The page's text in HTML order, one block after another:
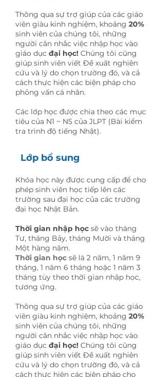
Thông qua sự trợ giúp của các giáo
viên giàu kinh nghiệm, khoảng 20%
sinh viên của chúng tôi, những
người cân nhắc việc nhập học vào
giáo dục đại học! Chúng tôi cũng
giúp sinh viên viết Đề xuất nghiên
cứu và lý do chọn trường đó, và cả
cách thực hiện các biện pháp cho
phỏng vấn cá nhân.
Các lớp học được chia theo các mục
tiêu của N1 ~ N5 của JLPT (Bài kiểm
tra trình độ tiếng Nhật).
Lớp bổ sung
Khóa học này được cung cấp để cho
phép sinh viên học tiếp lên các
trường sau đại học của các trường
đại học Nhật Bản.
Thời gian nhập học sẽ vào tháng
Tư, tháng Bảy, tháng Mười và tháng
Một hàng năm.
Thời gian học sẽ là 2 năm, 1 năm 9
tháng, 1 năm 6 tháng hoặc 1 năm 3
tháng tùy theo thời gian nhập học,
tương ứng.
Thông qua sự trợ giúp của các giáo
viên giàu kinh nghiệm, khoảng 20%
sinh viên của chúng tôi, những
người cân nhắc việc nhập học vào
giáo dục đại học! Chúng tôi cũng
giúp sinh viên viết Đề xuất nghiên
cứu và lý do chọn trường đó, và cả
cách thực hiện các biện pháp cho